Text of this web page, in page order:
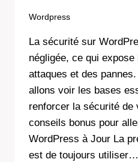
Wordpress
La sécurité sur
négligée, ce qui
attaques et des
allons voir les bases
renforcer la sécurité de
conseils bonus pour
WordPress à Jour La
est de toujours utiliser…